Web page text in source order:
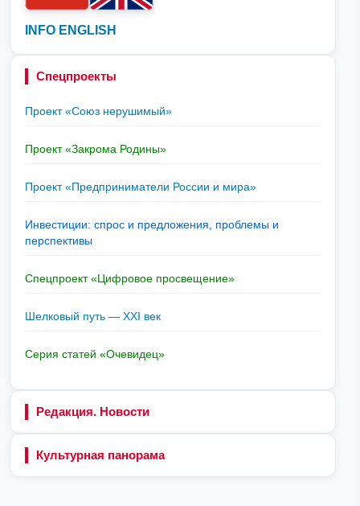
INFO ENGLISH
Спецпроекты
Проект «Союз нерушимый»
Проект «Закрома Родины»
Проект «Предприниматели России и мира»
Инвестиции: спрос и предложения, проблемы и
перспективы
Спецпроект «Цифровое просвещение»
Шелковый путь — XXI век
Серия статей «Очевидец»
Редакция. Новости
Культурная панорама